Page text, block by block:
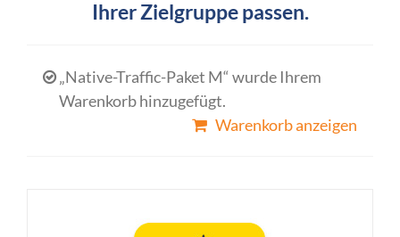
Ihrer Zielgruppe passen.
„Native-Traffic-Paket M“ wurde Ihrem
Warenkorb hinzugefügt.
Warenkorb anzeigen